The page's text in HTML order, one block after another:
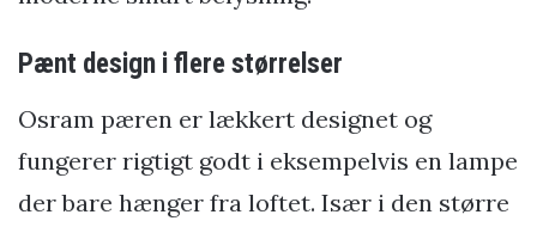
Pænt design i flere størrelser
Osram pæren er lækkert designet og
fungerer rigtigt godt i eksempelvis en lampe
der bare hænger fra loftet. Især i den større